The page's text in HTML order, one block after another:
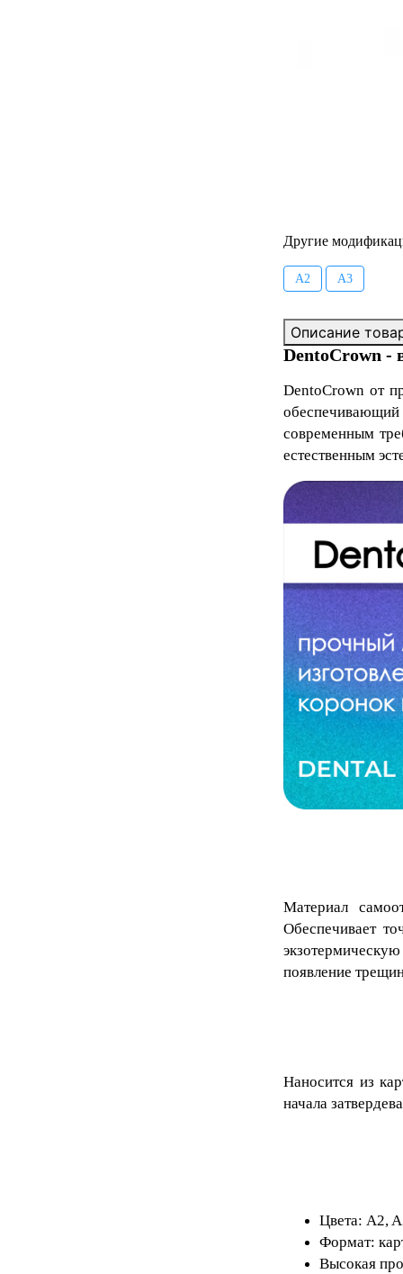
Другие
А2 А3
Описание
DentoCrown -
DentoCrown от
современным
естественным
Материал
Обеспечивает
появление
Наносится из
начала
Цвета: A2,
Формат:
Высокая